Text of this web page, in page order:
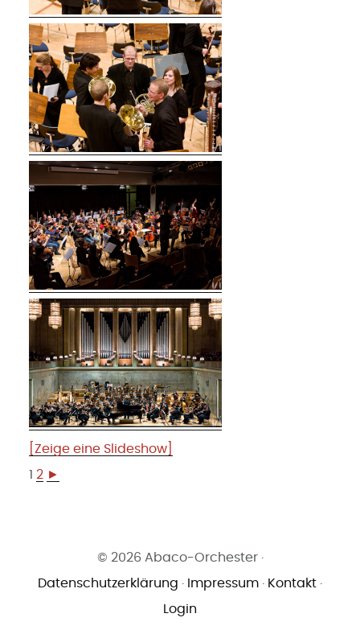
[Zeige eine Slideshow]
1 2 ►
© 2026 Abaco-Orchester ·
Datenschutzerklärung · Impressum · Kontakt ·
Login